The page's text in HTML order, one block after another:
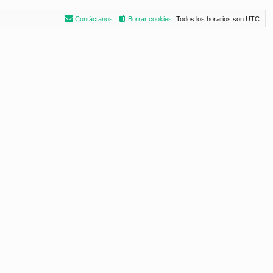
Todos los horarios son UTC
Borrar cookies
Contáctanos